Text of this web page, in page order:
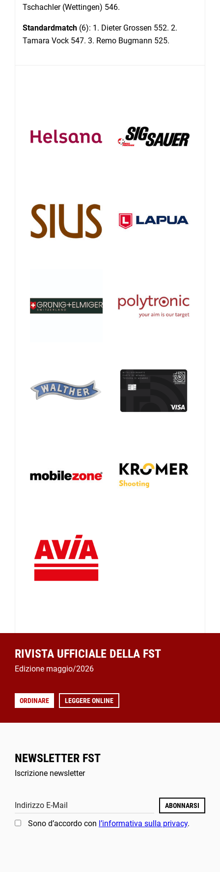
Tschachler (Wettingen) 546.
Standardmatch (6): 1. Dieter Grossen 552. 2.
Tamara Vock 547. 3. Remo Bugmann 525.
RIVISTA UFFICIALE DELLA FST
Edizione maggio/2026
ORDINARE LEGGERE ONLINE
NEWSLETTER FST
Iscrizione newsletter
Indirizzo E-Mail ABONNARSI
Sono d’accordo con l’informativa sulla privacy.